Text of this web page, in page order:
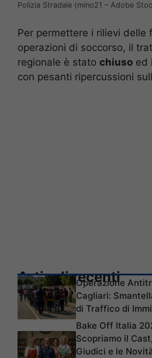
Polizia Stradale (mino21 – Adobe
Per permettere i rilievi delle
operazioni di soccorso, il
regionale è stato chiuso ed
con pesanti ripercussioni
Articoli recenti
Operazione
Cagliari:
di Traffico di
Bake Off Italia
Scopriamo il
Giudici e le